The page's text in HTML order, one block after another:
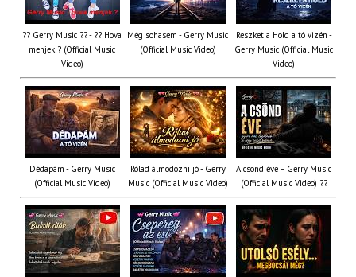
?? Gerry Music ?? - ?? Hova
menjek ? (Official Music
Video)
Még sohasem - Gerry Music
(Official Music Video)
Reszket a Hold a tó vizén -
Gerry Music (Official Music
Video)
Dédapám - Gerry Music
(Official Music Video)
Rólad álmodozni jó - Gerry
Music (Official Music Video)
A csönd éve – Gerry Music
(Official Music Video) ??